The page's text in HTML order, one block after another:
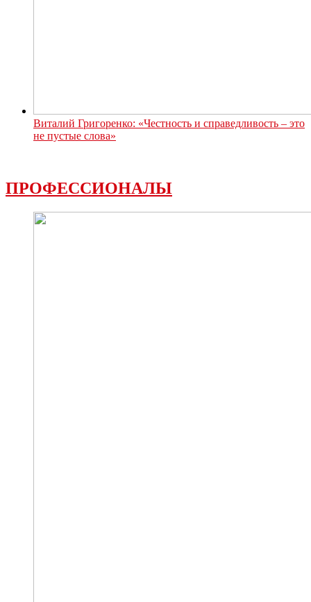
Виталий Григоренко: «Честность и справедливость – это
не пустые слова»
ПРОФЕССИОНАЛЫ